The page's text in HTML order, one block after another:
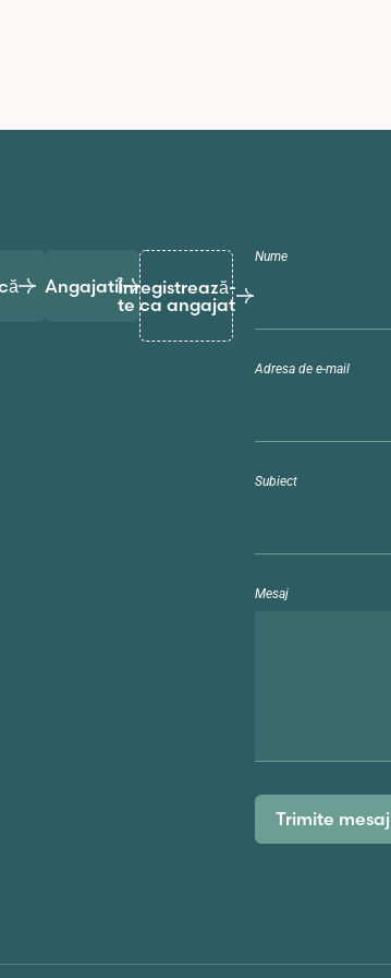
AngajatiiÎnregistrează-
te ca angajat
Nume
Adresa de e-mail
Subiect
Mesaj
Trimite mesaj